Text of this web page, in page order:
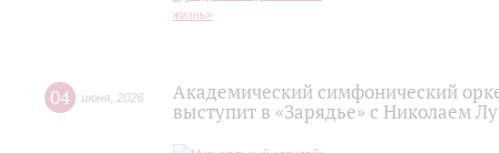
04 июня 2026
Академический симфонический
выступит в «Зарядье» с Николаем